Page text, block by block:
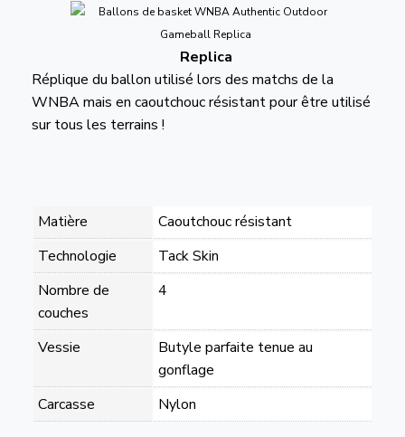
Replica
Réplique du ballon utilisé lors des matchs de la
WNBA mais en caoutchouc résistant pour être utilisé
sur tous les terrains !
Matière
Caoutchouc résistant
Technologie
Tack Skin
Nombre de
couches
4
Vessie
Butyle parfaite tenue au
gonflage
Carcasse
Nylon